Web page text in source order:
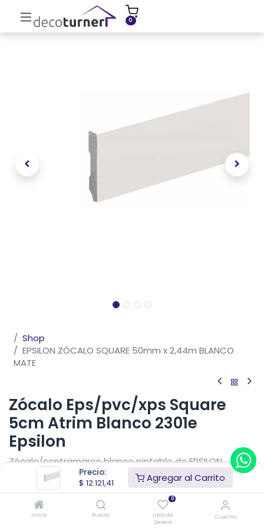
Precio:
$ 12.121,41 Agregar al Carrito
Inicio Buscar
0
Lista de
Deseos
Cuenta
0
Shop
EPSILON ZÓCALO SQUARE 50mm x 2,44m BLANCO
MATE
Zócalo Eps/pvc/xps Square
5cm Atrim Blanco 2301e
Epsilon
Zócalo/contramarco blanco pintable de EPSILON,
adaptable a todos los estilos. Diseño plano y líneas
rectas, es una opción de terminación pequeña.
12.121,41 14.260,48 IVA Incluido (15% OFF)
11.785,52